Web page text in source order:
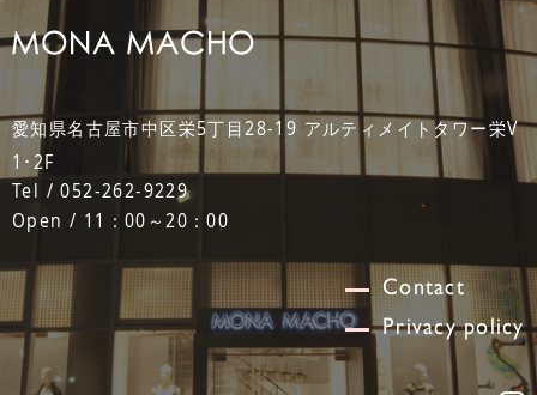
愛知県名古屋市中区栄5丁目28-19 アルティメイトタワー栄V
1･2F
Tel / 052-262-9229
Open / 11：00～20：00
Contact
Privacy policy